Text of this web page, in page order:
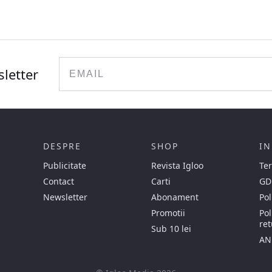
DESPRE
Publicitate
Contact
Newsletter
SHOP
Revista Igloo
Carti
Abonament
Promotii
Sub 10 lei